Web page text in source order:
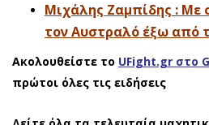
Μιχάλης Ζαμπίδης : Με
τον Αυστραλό έξω από
Ακολουθείστε το UFight.gr στο
πρώτοι όλες τις ειδήσεις